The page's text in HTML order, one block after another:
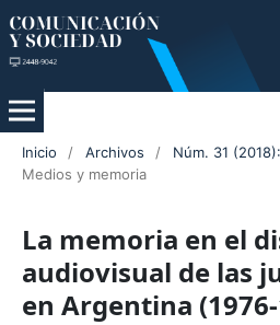
Inicio / Archivos / Núm. 31
Medios y memoria
La memoria en el
audiovisual de las
en Argentina